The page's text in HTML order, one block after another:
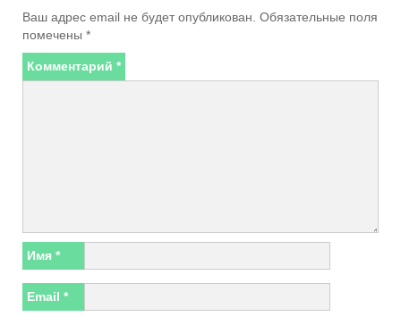
Ваш адрес email не будет опубликован. Обязательные поля
помечены *
Комментарий *
Имя *
Email *